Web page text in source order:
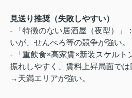
見送り推奨（失敗しやすい）
- 「特徴のない居酒屋（夜型）」
いが、せんべろ等の競争が強い。
- 「重飲食×高家賃×新装スケルト
振れしやすく、賃料上昇局面では
→天満エリアが強い。